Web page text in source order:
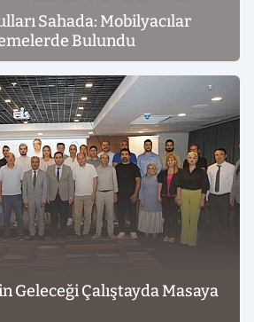
Sahada: Mobilyacılar
Bulundu
Geleceği Çalıştayda Masaya